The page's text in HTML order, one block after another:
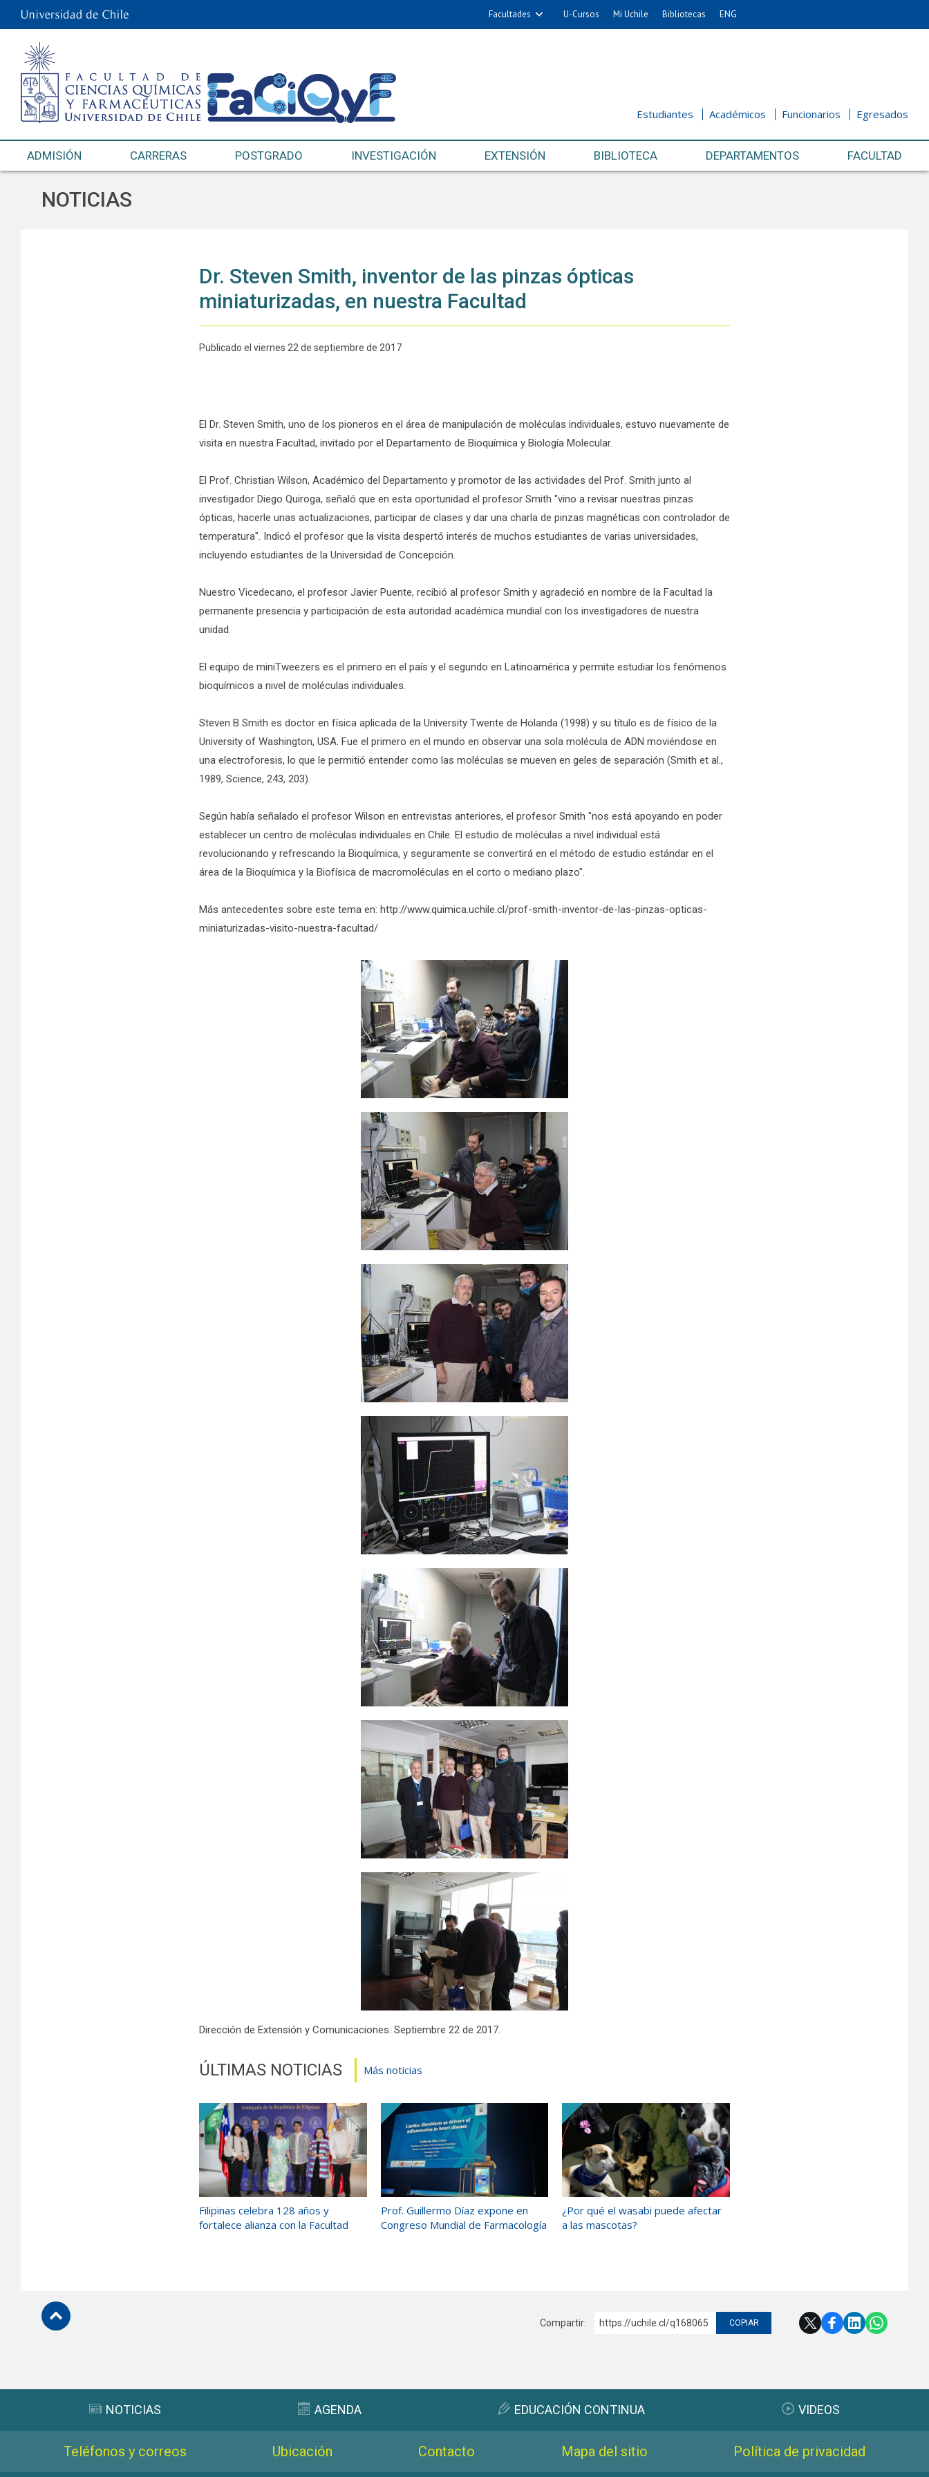
Facultades U-Cursos Mi Uchile Bibliotecas ENG
Estudiantes Académicos Funcionarios Egresados
ADMISIÓN CARRERAS POSTGRADO INVESTIGACIÓN EXTENSIÓN BIBLIOTECA DEPARTAMENTOS FACULTAD
NOTICIAS
Dr. Steven Smith, inventor de las pinzas ópticas
miniaturizadas, en nuestra Facultad
Publicado el viernes 22 de septiembre de 2017
El Dr. Steven Smith, uno de los pioneros en el área de manipulación de moléculas individuales, estuvo nuevamente de
visita en nuestra Facultad, invitado por el Departamento de Bioquímica y Biología Molecular.
El Prof. Christian Wilson, Académico del Departamento y promotor de las actividades del Prof. Smith junto al
investigador Diego Quiroga, señaló que en esta oportunidad el profesor Smith "vino a revisar nuestras pinzas
ópticas, hacerle unas actualizaciones, participar de clases y dar una charla de pinzas magnéticas con controlador de
temperatura". Indicó el profesor que la visita despertó interés de muchos estudiantes de varias universidades,
incluyendo estudiantes de la Universidad de Concepción.
Nuestro Vicedecano, el profesor Javier Puente, recibió al profesor Smith y agradeció en nombre de la Facultad la
permanente presencia y participación de esta autoridad académica mundial con los investigadores de nuestra
unidad.
El equipo de miniTweezers es el primero en el país y el segundo en Latinoamérica y permite estudiar los fenómenos
bioquímicos a nivel de moléculas individuales.
Steven B Smith es doctor en física aplicada de la University Twente de Holanda (1998) y su título es de físico de la
University of Washington, USA. Fue el primero en el mundo en observar una sola molécula de ADN moviéndose en
una electroforesis, lo que le permitió entender como las moléculas se mueven en geles de separación (Smith et al.,
1989, Science, 243, 203).
Según había señalado el profesor Wilson en entrevistas anteriores, el profesor Smith "nos está apoyando en poder
establecer un centro de moléculas individuales en Chile. El estudio de moléculas a nivel individual está
revolucionando y refrescando la Bioquímica, y seguramente se convertirá en el método de estudio estándar en el
área de la Bioquímica y la Biofísica de macromoléculas en el corto o mediano plazo".
Más antecedentes sobre este tema en: http://www.quimica.uchile.cl/prof-smith-inventor-de-las-pinzas-opticas-
miniaturizadas-visito-nuestra-facultad/
Dirección de Extensión y Comunicaciones. Septiembre 22 de 2017.
ÚLTIMAS NOTICIAS Más noticias
Filipinas celebra 128 años y
fortalece alianza con la Facultad
Prof. Guillermo Díaz expone en
Congreso Mundial de Farmacología
¿Por qué el wasabi puede afectar
a las mascotas?
Compartir: https://uchile.cl/q168065 COPIAR
NOTICIAS AGENDA EDUCACIÓN CONTINUA VIDEOS
Teléfonos y correos Ubicación Contacto Mapa del sitio Política de privacidad